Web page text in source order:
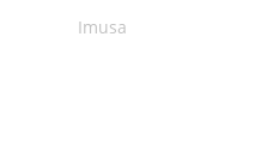
Imusa